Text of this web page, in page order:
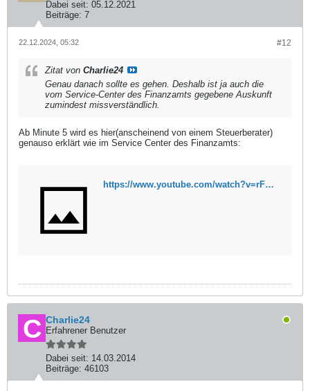
Dabei seit: 05.12.2021
Beiträge: 7
#12
22.12.2024, 05:32
Zitat von Charlie24
Genau danach sollte es gehen. Deshalb ist ja auch die
vom Service-Center des Finanzamts gegebene Auskunft
zumindest missverständlich.
Ab Minute 5 wird es hier(anscheinend von einem Steuerberater)
genauso erklärt wie im Service Center des Finanzamts:
https://www.youtube.com/watch?v=rFgwSlyckSM
Charlie24
Erfahrener Benutzer
Dabei seit: 14.03.2014
Beiträge: 46103